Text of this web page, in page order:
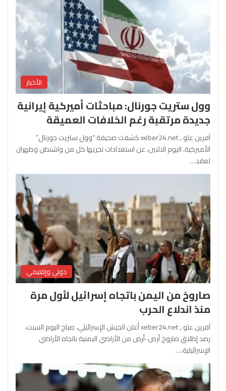
الأخبار
وول ستريت جورنال: مباحثات أميركية إيرانية
جديدة مرتقبة رغم الخلافات العميقة
آفرين علو ـ xeber24.net كشفت صحيفة “وول ستريت جورنال”
الأميركية، اليوم الاثنين، عن استعدادات تجريها كل من واشنطن وطهران
لعقد…
دولي وإقليمي
صاروخ من اليمن باتجاه إسرائيل لأول مرة
منذ اندلاع الحرب
آفرين علو ـ xeber24.net أعلن الجيش الإسرائيلي، صباح اليوم السبت،
رصد إطلاق صاروخ أرض-أرض من الأراضي اليمنية باتجاه الأراضي
الإسرائيلية،…